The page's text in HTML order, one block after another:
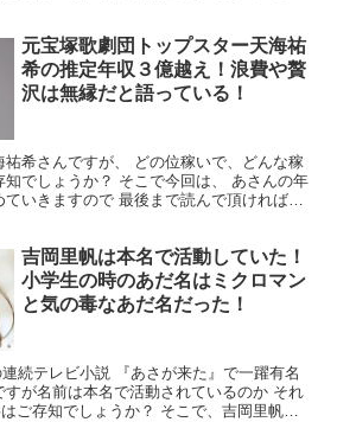
元宝塚歌劇団トップスター天海祐
希の推定年収３億越え！浪費や贅
沢は無縁だと語っている！
希さんですが、 どの位稼いで、どんな稼
知でしょうか？ そこで今回は、 あさんの年
いきますので 最後まで読んで頂ければ幸
吉岡里帆は本名で活動していた！
小学生の時のあだ名はミクロマン
と気の毒なあだ名だった！
続テレビ小説 『あさが来た』で一躍有名
が名前は本名で活動されているのか それ
ご存知でしょうか？ そこで、吉岡里帆さ